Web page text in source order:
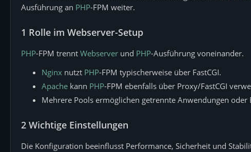
Ausführung an PHP-FPM weiter.
1 Rolle im Webserver-Setup
PHP-FPM trennt Webserver und PHP-Ausführung voneinander.
Nginx nutzt PHP-FPM typischerweise über FastCGI.
Apache kann PHP-FPM ebenfalls über Proxy/FastCGI
Mehrere Pools ermöglichen getrennte Anwendungen oder
2 Wichtige Einstellungen
Die Konfiguration beeinflusst Performance, Sicherheit und